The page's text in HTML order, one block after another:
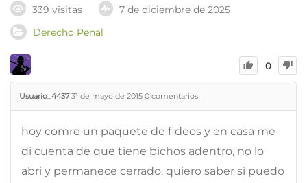
339 visitas
7 de diciembre de 2025
Derecho Penal
0
Usuario_4437 31 de mayo de 2015 0 comentarios
hoy comre un paquete de fideos y en casa me
di cuenta de que tiene bichos adentro, no lo
abri y permanece cerrado. quiero saber si puedo